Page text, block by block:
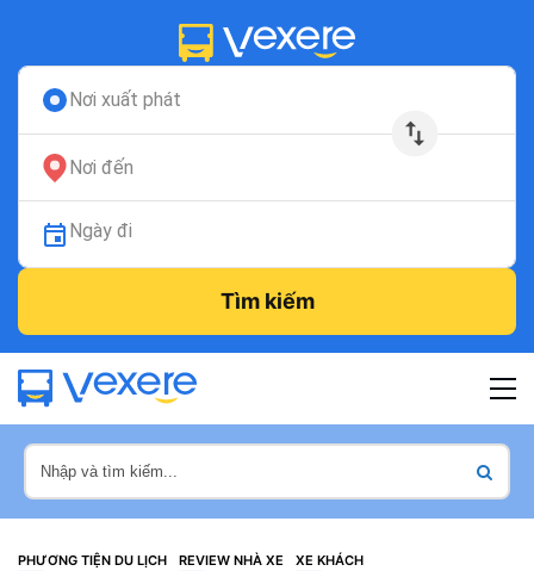
Nơi xuất phát
Nơi đến
Ngày đi
Tìm kiếm
PHƯƠNG TIỆN DU LỊCH REVIEW NHÀ XE XE KHÁCH